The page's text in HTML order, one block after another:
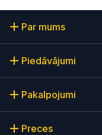
Par mums
Piedāvājumi
Pakalpojumi
Preces